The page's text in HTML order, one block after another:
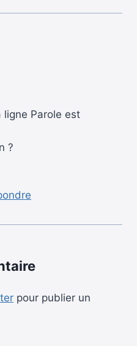
ligne Parole est
?
pour publier un